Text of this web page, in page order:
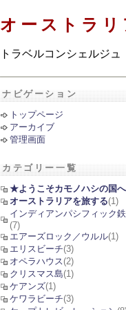
オーストラリ
トラベルコンシェルジ
ナビゲーション
トップページ
アーカイブ
管理画面
カテゴリー一覧
★ようこそカモノハシの国へ
オーストラリアを旅する(1)
インディアンパシフィック
(7)
エアーズロック／ウルル(1)
エリスビーチ(3)
オペラハウス(2)
クリスマス島(1)
ケアンズ(1)
ケワラビーチ(3)